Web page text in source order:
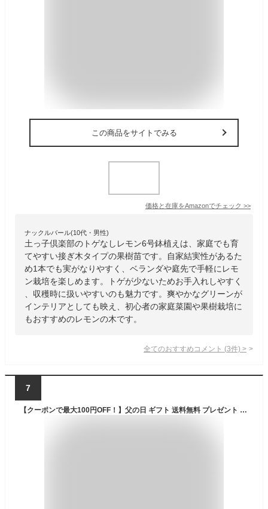
この商品をサイトでみる
価格と在庫をAmazonでチェック >>
ナックルバール(10代・男性)
土っ子倶楽部のトゲなしレモン6号鉢植えは、家庭でも育
てやすい接ぎ木タイプの果樹苗です。自家結実性があるた
め1本でも実がなりやすく、ベランダや庭先で手軽にレモ
ン栽培を楽しめます。トゲが少ないためお手入れしやすく
、収穫時に扱いやすいのも魅力です。爽やかなグリーンが
インテリアとしても映え、初心者の家庭菜園や果樹栽培に
もおすすめのレモンの木です。
全てのおすすめコメント (3件) >
7
【クーポンで最大100円OFF！】父の日 ギフト 送料無料 プレゼント 花 鉢植え 果樹鉢 植物 レモン 果実 楽天総合1位 BunBunBee イベントギフトA 2026